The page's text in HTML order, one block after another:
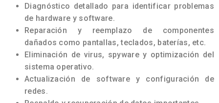
Diagnóstico detallado para identificar problemas
de hardware y software.
Reparación y reemplazo de componentes
dañados como pantallas, teclados, baterías, etc.
Eliminación de virus, spyware y optimización del
sistema operativo.
Actualización de software y configuración de
redes.